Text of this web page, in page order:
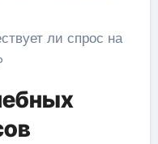
ли спрос на